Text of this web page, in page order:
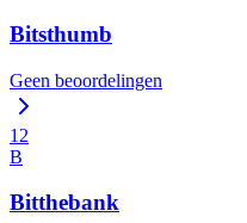
Bitsthumb
Geen beoordelingen
12
B
Bitthebank